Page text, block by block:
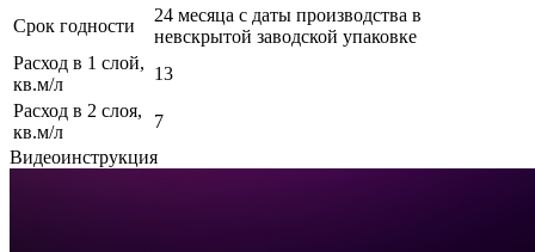
Срок годности
24 месяца с даты производства в
невскрытой заводской упаковке
Расход в 1 слой,
кв.м/л
13
Расход в 2 слоя,
кв.м/л
7
Видеоинструкция